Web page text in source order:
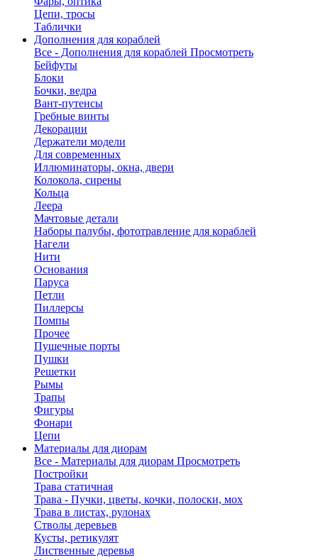
Цепи, тросы
Таблички
Дополнения для кораблей
Все - Дополнения для кораблей Просмотреть
Бейфуты
Блоки
Бочки, ведра
Вант-путенсы
Гребные винты
Декорации
Держатели модели
Для современных
Иллюминаторы, окна, двери
Колокола, сирены
Кольца
Леера
Мачтовые детали
Наборы палубы, фототравление для кораблей
Нагели
Нити
Основания
Паруса
Петли
Пиллерсы
Помпы
Прочее
Пушечные порты
Пушки
Решетки
Рымы
Трапы
Фигуры
Фонари
Цепи
Материалы для диорам
Все - Материалы для диорам Просмотреть
Постройки
Трава статичная
Трава - Пучки, цветы, кочки, полоски, мох
Трава в листах, рулонах
Стволы деревьев
Кусты, ретикулят
Лиственные деревья